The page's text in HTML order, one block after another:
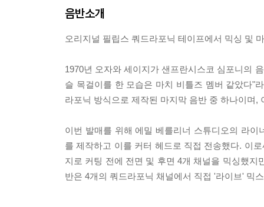
음반소개
오리지널 필립스 쿼드라포닉 테이프에서 믹싱 및
1970년 오자와 세이지가 샌프란시스코 심포니의
슬 목걸이를 한 모습은 마치 비틀즈 멤버 같았다"
라포닉 방식으로 제작된 마지막 음반 중 하나이며,
이번 발매를 위해 에밀 베를리너 스튜디오의 라
를 제작하고 이를 커터 헤드로 직접 전송했다. 이
지로 커팅 전에 전면 및 후면 4개 채널을 믹싱했
반은 4개의 쿼드라포닉 채널에서 직접 '라이브' 믹